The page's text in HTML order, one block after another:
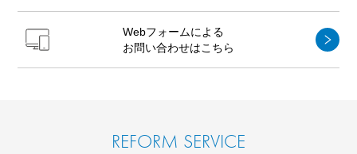
Webフォームによる
お問い合わせはこちら
REFORM SERVICE